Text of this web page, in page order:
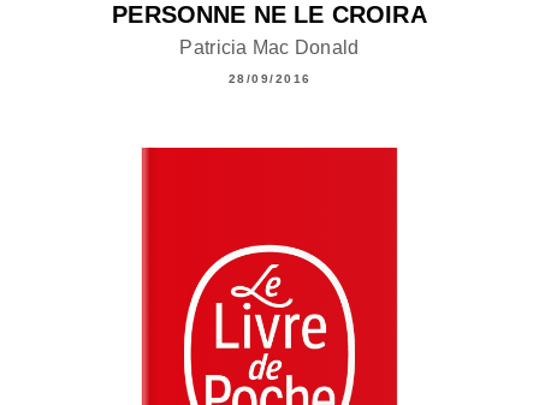
PERSONNE NE LE CROIRA
Patricia Mac Donald
28/09/2016